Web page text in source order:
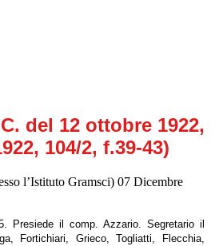
del 12 ottobre 1922,
104/2, f.39-43)
l’Istituto Gramsci) 07 Dicembre
Presiede il comp. Azzario. Segretario il
Fortichiari, Grieco, Togliatti, Flecchia,